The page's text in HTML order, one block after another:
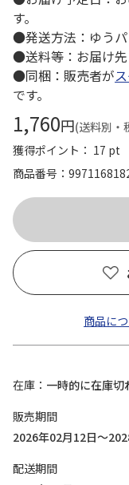
す。
●発送方法：ゆうパ
●送料等：お届け
●同梱：販売者が
です。
1,760円(送料別・
獲得ポイント： 17 pt
商品番号
商品に
在庫
一時的に在庫切
販売期間
2026年02月12日～
配送期間